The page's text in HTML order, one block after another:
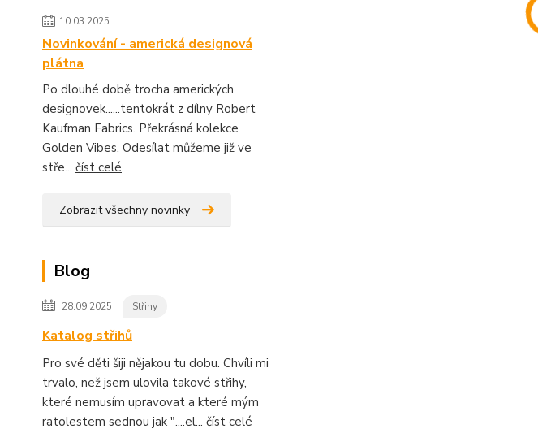
10.03.2025
Novinkování - americká designová
plátna
Po dlouhé době trocha amerických
designovek......tentokrát z dílny Robert
Kaufman Fabrics. Překrásná kolekce
Golden Vibes. Odesílat můžeme již ve
stře... číst celé
Zobrazit všechny novinky
Blog
28.09.2025 Střihy
Katalog střihů
Pro své děti šiji nějakou tu dobu. Chvíli mi
trvalo, než jsem ulovila takové střihy,
které nemusím upravovat a které mým
ratolestem sednou jak "....el... číst celé